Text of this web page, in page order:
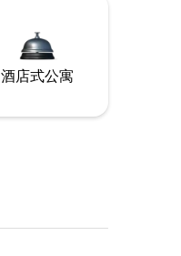
酒店式公寓